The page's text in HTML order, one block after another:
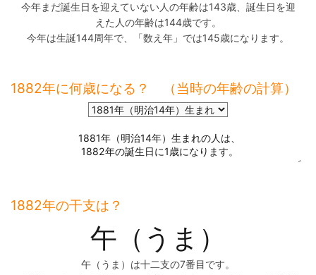
今年まだ誕生日を迎えていない人の年齢は143歳、誕生日を迎
えた人の年齢は144歳です。
今年は生誕144周年で、「数え年」では145歳になります。
1882年に何歳になる？ （当時の年齢の計算）
1882年の干支は？
午（うま）
午（うま）は十二支の7番目です。